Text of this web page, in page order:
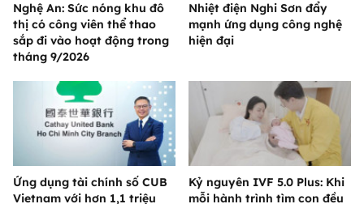
Nghệ An: Sức nóng khu đô
thị có công viên thể thao
sắp đi vào hoạt động trong
tháng 9/2026
Nhiệt điện Nghi Sơn đẩy
mạnh ứng dụng công nghệ
hiện đại
Ứng dụng tài chính số CUB
Vietnam với hơn 1,1 triệu
Kỷ nguyên IVF 5.0 Plus: Khi
mỗi hành trình tìm con đều